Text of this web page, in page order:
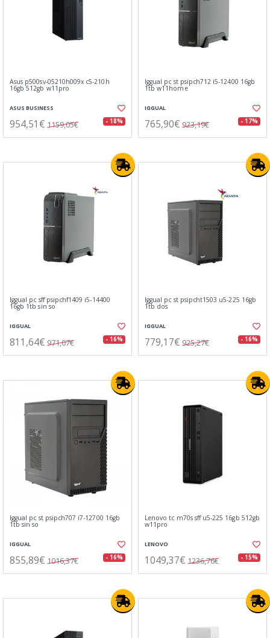
Asus p500sv-05210h009x c5-210h
16gb 512gb w11pro
ASUS BUSINESS
954,51€ 1159,05€ - 18%
Iggual pc st psipch712 i5-12400 16gb
1tb w11home
IGGUAL
765,90€ 923,19€ - 17%
Iggual pc sff psipchf1409 i5-14400
16gb 1tb sin so
IGGUAL
811,64€ 971,07€ - 16%
Iggual pc st psipcht1503 u5-225 16gb
1tb dos
IGGUAL
779,17€ 925,27€ - 16%
Iggual pc st psipch707 i7-12700 16gb
1tb sin so
IGGUAL
855,89€ 1016,37€ - 16%
Lenovo tc m70s sff u5-225 16gb 512gb
w11pro
LENOVO
1049,37€ 1236,76€ - 15%